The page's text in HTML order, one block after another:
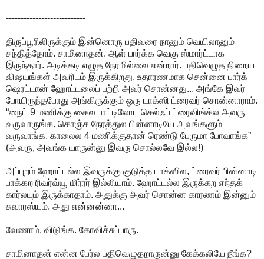
---------------------------
திருப்பூரிலிருக்கும் இன்னொரு பதிவரை நானும் வெயிலானும்
சந்தித்தோம். சாமினாதன். ஆள் பார்க்க வெகு ஸ்மார்ட்டாக
இருந்தார். அடிக்கடி எழுத நேரமில்லை என்றார். பதிவெழுத நிறைய
விஷயங்கள் அவரிடம் இருக்கிறது. உதாரணமாக சென்னை பார்க்
ஷெரட்டான் ஹோட்டலைப் பற்றி அவர் சொன்னது... அங்கே இவர்
போயிருந்தபோது அங்கிருக்கும் ஒரு டாக்ஸி ட்ரைவர் சொன்னாராம்.
“நைட் 9 மணிக்கு கைல பாட்டிலோட செல்ஃப் ட்ரைவிங்க்ல அவரு
வருவாருங்க. கொஞ்ச நேரத்துல பின்னாடியே அவங்களும்
வருவாங்க. காலைல 4 மணிக்குதான் ரெண்டு பேருமா போவாங்க”
(அவரு, அவங்க யாருன்னு இவரு சொல்லவே இல்ல!)
அப்புறம் ஹோட்டல்ல இவருக்கு குடுத்த டாக்ஸில, ட்ரைவர் பின்னாடி
பாக்கற ரிவர்வ்யூ மிர்ரர் இல்லியாம். ஹோட்டல்ல இருக்கற எந்தக்
கார்லயும் இருக்காதாம். அதுக்கு அவர் சொன்ன காரணம் இன்னும்
சுவாரஸ்யம். அது என்னன்னா...
வேணாம். விடுங்க. கோவிச்சுப்பாரு.
சாமினாதன் என்ன பேர்ல பதிவெழுதறாருன்னு கேக்கலியே நீங்க?